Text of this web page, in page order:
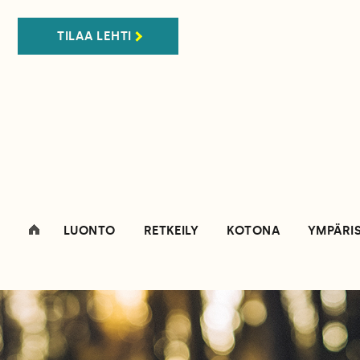
TILAA LEHTI
LUONTO RETKEILY KOTONA